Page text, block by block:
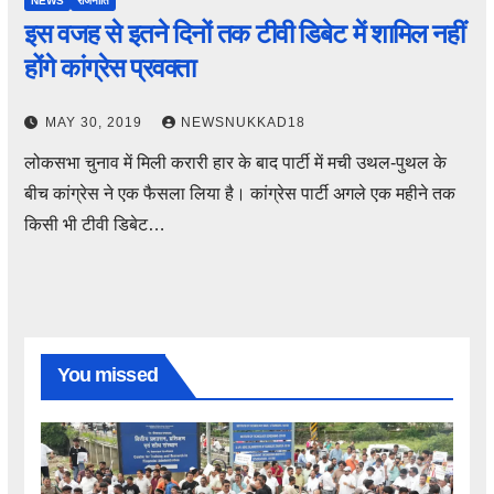
इस वजह से इतने दिनों तक टीवी डिबेट में शामिल नहीं
होंगे कांग्रेस प्रवक्ता
MAY 30, 2019 NEWSNUKKAD18
लोकसभा चुनाव में मिली करारी हार के बाद पार्टी में मची उथल-पुथल के
बीच कांग्रेस ने एक फैसला लिया है। कांग्रेस पार्टी अगले एक महीने तक
किसी भी टीवी डिबेट…
You missed